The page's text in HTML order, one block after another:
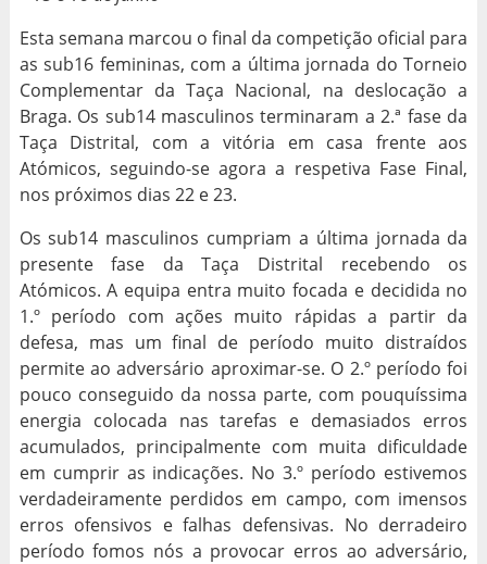
Esta semana marcou o final da competição oficial para
as sub16 femininas, com a última jornada do Torneio
Complementar da Taça Nacional, na deslocação a
Braga. Os sub14 masculinos terminaram a 2.ª fase da
Taça Distrital, com a vitória em casa frente aos
Atómicos, seguindo-se agora a respetiva Fase Final,
nos próximos dias 22 e 23.
Os sub14 masculinos cumpriam a última jornada da
presente fase da Taça Distrital recebendo os
Atómicos. A equipa entra muito focada e decidida no
1.º período com ações muito rápidas a partir da
defesa, mas um final de período muito distraídos
permite ao adversário aproximar-se. O 2.º período foi
pouco conseguido da nossa parte, com pouquíssima
energia colocada nas tarefas e demasiados erros
acumulados, principalmente com muita dificuldade
em cumprir as indicações. No 3.º período estivemos
verdadeiramente perdidos em campo, com imensos
erros ofensivos e falhas defensivas. No derradeiro
período fomos nós a provocar erros ao adversário,